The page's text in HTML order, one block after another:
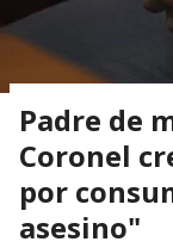
Padre de
Coronel
por
asesino"